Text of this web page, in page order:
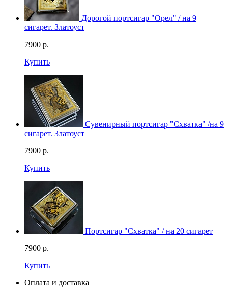
Дорогой портсигар "Орел" / на 9
сигарет. Златоуст
7900 р.
Купить
Сувенирный портсигар "Схватка" /на 9
сигарет. Златоуст
7900 р.
Купить
Портсигар "Схватка" / на 20 сигарет
7900 р.
Купить
Оплата и доставка